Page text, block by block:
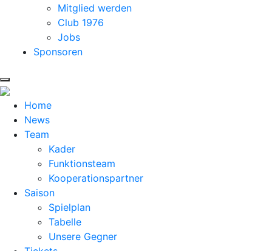
Mitglied werden
Club 1976
Jobs
Sponsoren
Home
News
Team
Kader
Funktionsteam
Kooperationspartner
Saison
Spielplan
Tabelle
Unsere Gegner